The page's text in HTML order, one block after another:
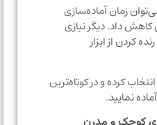
زمان آماده‌سازی
داد. دیگر نیازی
از ابزار
کرده و در کوتاه‌ترین